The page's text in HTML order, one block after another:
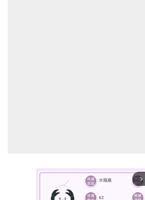
arrow_forward_ios